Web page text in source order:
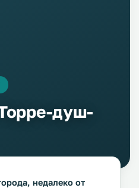
душ-
недалеко от